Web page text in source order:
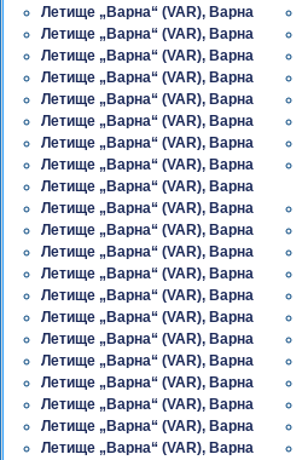
Летище „Варна“ (VAR), Варна
Летище „Варна“ (VAR), Варна
Летище „Варна“ (VAR), Варна
Летище „Варна“ (VAR), Варна
Летище „Варна“ (VAR), Варна
Летище „Варна“ (VAR), Варна
Летище „Варна“ (VAR), Варна
Летище „Варна“ (VAR), Варна
Летище „Варна“ (VAR), Варна
Летище „Варна“ (VAR), Варна
Летище „Варна“ (VAR), Варна
Летище „Варна“ (VAR), Варна
Летище „Варна“ (VAR), Варна
Летище „Варна“ (VAR), Варна
Летище „Варна“ (VAR), Варна
Летище „Варна“ (VAR), Варна
Летище „Варна“ (VAR), Варна
Летище „Варна“ (VAR), Варна
Летище „Варна“ (VAR), Варна
Летище „Варна“ (VAR), Варна
Летище „Варна“ (VAR), Варна